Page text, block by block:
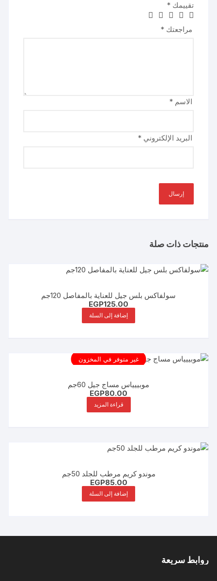
تقييمك*
مراجعتك*
الاسم*
البريد الإلكتروني*
منتجات ذات صلة
سولفاكس بلس جيل للعناية بالمفاصل 120جم
EGP125.00
إضافة إلى السلة
غير متوفر في المخزون
موبييياس مساج جيل 60جم
EGP80.00
قراءة المزيد
موندو كريم مرطب للجلد 50جم
EGP85.00
إضافة إلى السلة
روابط سريعة